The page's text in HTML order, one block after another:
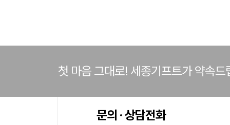
첫 마음 그대로! 세종기프트가 약속드
문의 · 상담전화